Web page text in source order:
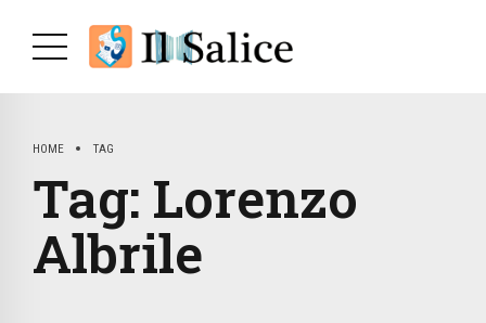
HOME TAG
Tag: Lorenzo
Albrile